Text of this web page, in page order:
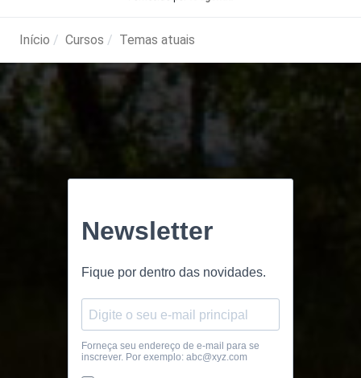
Início Cursos Temas atuais